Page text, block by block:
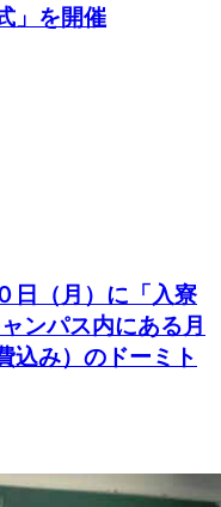
」を開催
日（月）に「入寮
ンパス内にある月
込み）のドーミト